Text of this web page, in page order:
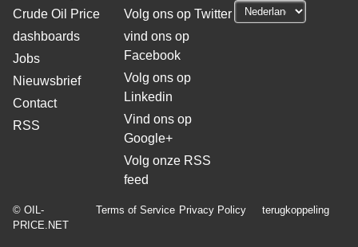
Crude Oil Price
dashboards
Jobs
Nieuwsbrief
Contact
RSS
Volg ons op Twitter
vind ons op
Facebook
Volg ons op
Linkedin
Vind ons op
Google+
Volg onze RSS
feed
© OIL-
PRICE.NET
Terms of Service Privacy Policy terugkoppeling